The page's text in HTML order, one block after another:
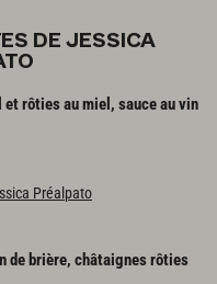
DE JESSICA
etrôtiesaumiel, sauceauvin
Préalpato
de brière, châtaignesrôties